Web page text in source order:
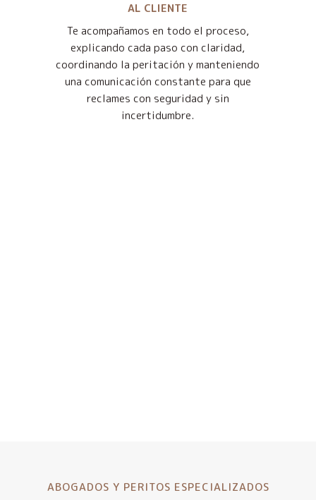
AL CLIENTE
Te acompañamos en todo el proceso,
explicando cada paso con claridad,
coordinando la peritación y manteniendo
una comunicación constante para que
reclames con seguridad y sin
incertidumbre.
ABOGADOS Y PERITOS ESPECIALIZADOS